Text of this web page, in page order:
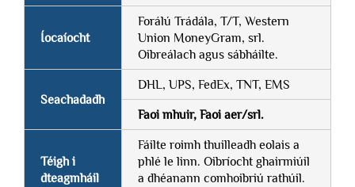
Íocaíocht
Forálú Trádála, T/T, Western
Union MoneyGram, srl.
Oibreálach agus sábháilte.
Seachadadh
DHL, UPS, FedEx, TNT, EMS
Faoi mhuir, Faoi aer/srl.
Téigh i
dteagmháil
Fáilte roimh thuilleadh eolais a
phlé le linn. Oibríocht ghairmiúil
a dhéanann comhoibriú rathúil.